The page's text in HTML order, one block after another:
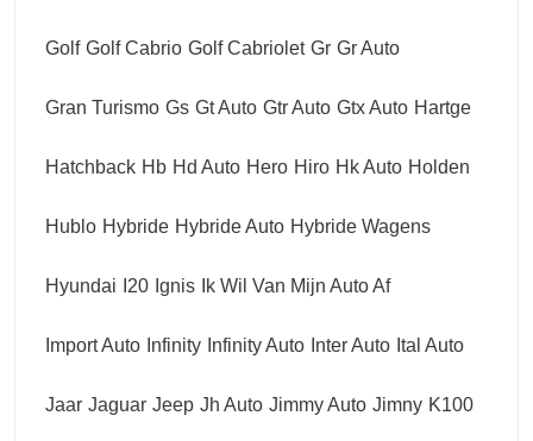
Golf Golf Cabrio Golf Cabriolet Gr Gr Auto
Gran Turismo Gs Gt Auto Gtr Auto Gtx Auto Hartge
Hatchback Hb Hd Auto Hero Hiro Hk Auto Holden
Hublo Hybride Hybride Auto Hybride Wagens
Hyundai I20 Ignis Ik Wil Van Mijn Auto Af
Import Auto Infinity Infinity Auto Inter Auto Ital Auto
Jaar Jaguar Jeep Jh Auto Jimmy Auto Jimny K100